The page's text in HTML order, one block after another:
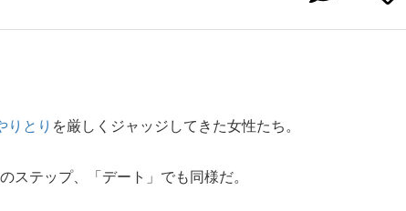
りとり を厳しくジャッジしてきた女性たち。
ステップ、「デート」でも同様だ。